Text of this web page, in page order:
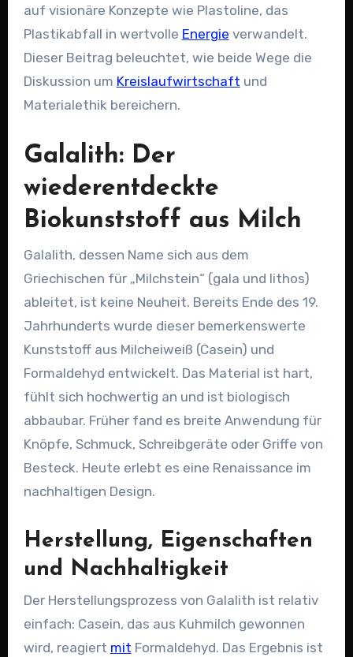
auf visionäre Konzepte wie Plastoline, das
Plastikabfall in wertvolle Energie verwandelt.
Dieser Beitrag beleuchtet, wie beide Wege die
Diskussion um Kreislaufwirtschaft und
Materialethik bereichern.
Galalith: Der
wiederentdeckte
Biokunststoff aus Milch
Galalith, dessen Name sich aus dem
Griechischen für „Milchstein“ (gala und lithos)
ableitet, ist keine Neuheit. Bereits Ende des 19.
Jahrhunderts wurde dieser bemerkenswerte
Kunststoff aus Milcheiweiß (Casein) und
Formaldehyd entwickelt. Das Material ist hart,
fühlt sich hochwertig an und ist biologisch
abbaubar. Früher fand es breite Anwendung für
Knöpfe, Schmuck, Schreibgeräte oder Griffe von
Besteck. Heute erlebt es eine Renaissance im
nachhaltigen Design.
Herstellung, Eigenschaften
und Nachhaltigkeit
Der Herstellungsprozess von Galalith ist relativ
einfach: Casein, das aus Kuhmilch gewonnen
wird, reagiert mit Formaldehyd. Das Ergebnis ist